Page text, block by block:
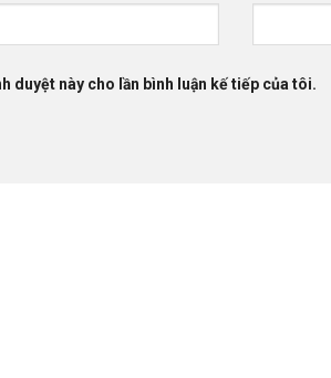
duyệt này cho lần bình luận kế tiếp của tôi.